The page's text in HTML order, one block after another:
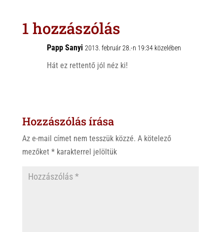
A
o
o
k
1 hozzászólás
Papp Sanyi 2013. február 28.-n 19:34 közelében
Hát ez rettentő jól néz ki!
Hozzászólás írása
Az e-mail címet nem tesszük közzé. A kötelező
mezőket *karakterrel jelöltük